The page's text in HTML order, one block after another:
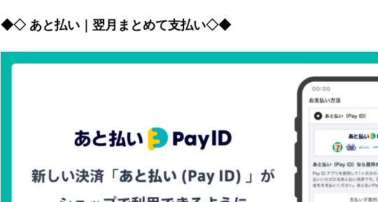
◆◇ あと払い｜翌月まとめて支払い◇◆